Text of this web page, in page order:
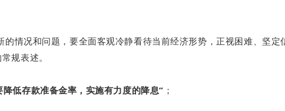
的情况和问题，要全面客观冷静看待当前经济形势，正视困难、坚
规表述。
降低存款准备金率，实施有力度的降息” ；